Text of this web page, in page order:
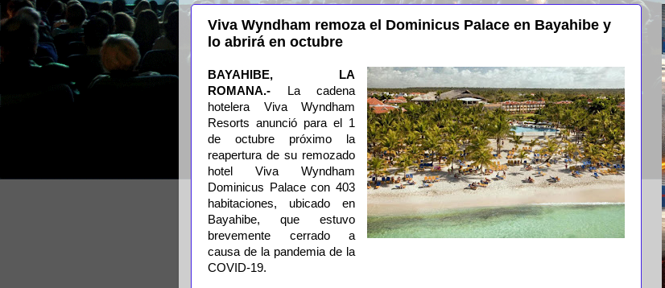
Viva Wyndham remoza el Dominicus Palace en Bayahibe y
lo abrirá en octubre
BAYAHIBE, LA
ROMANA.-
La cadena
hotelera Viva Wyndham
Resorts anunció para el 1
de octubre próximo la
reapertura de su remozado
hotel Viva Wyndham
Dominicus Palace con 403
habitaciones, ubicado en
Bayahibe, que estuvo
brevemente cerrado a
causa de la pandemia de la
COVID-19.